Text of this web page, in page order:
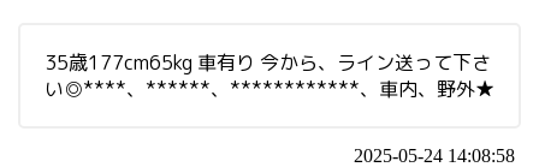
35歳177cm65kg 車有り 今から、ライン送って下さ
い◎****、******、************、車内、野外★
2025-05-24 14:08:58